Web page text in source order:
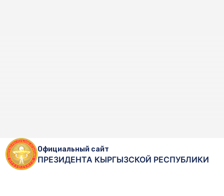
Официальный сайт
ПРЕЗИДЕНТА КЫРГЫЗСКОЙ РЕСПУБЛИКИ